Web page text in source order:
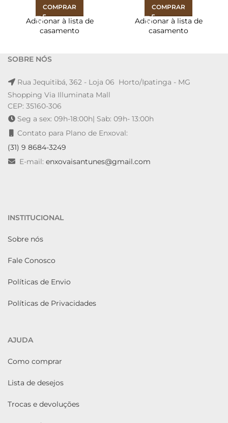
COMPRAR
Adicionar à lista de
casamento
COMPRAR
Adicionar à lista de
casamento
SOBRE NÓS
Rua Jequitibá, 362 - Loja 06 Horto/Ipatinga - MG
Shopping Via Illuminata Mall
CEP: 35160-306
Seg a sex: 09h-18:00h| Sab: 09h- 13:00h
Contato para Plano de Enxoval:
(31) 9 8684-3249
E-mail: enxovaisantunes@gmail.com
INSTITUCIONAL
Sobre nós
Fale Conosco
Políticas de Envio
Políticas de Privacidades
AJUDA
Como comprar
Lista de desejos
Trocas e devoluções